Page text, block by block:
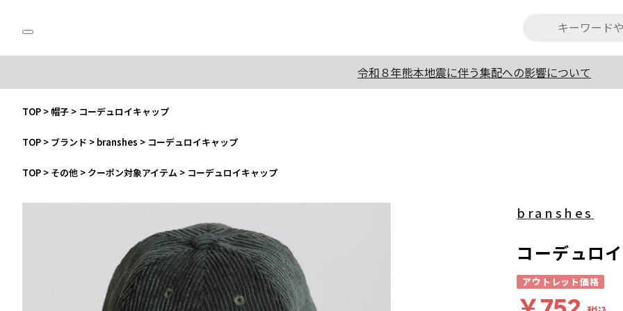
令和８年熊本地震に伴う集配への影響について
TOP > 帽子 > コーデュロイキャップ
TOP > ブランド > branshes > コーデュロイキャップ
TOP > その他 > クーポン対象アイテム > コーデュロイキャップ
branshes
コーデュロ
アウトレット価格